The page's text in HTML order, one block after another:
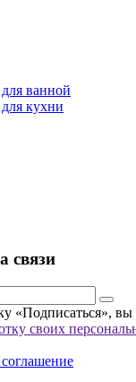
ванной
кухни
связи
«Подписаться», вы
своих